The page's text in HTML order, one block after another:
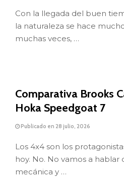
Con la llegada del buen
la naturaleza se hace
muchas veces, …
Comparativa Brooks
Hoka Speedgoat 7
Publicado en 28 julio, 2026
Los 4x4 son los
hoy. No. No vamos a
mecánica y …